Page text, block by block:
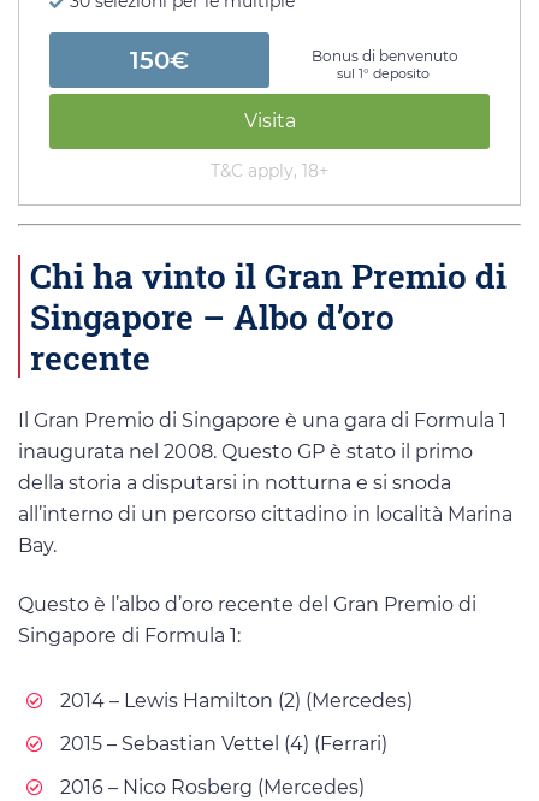
150€ Bonus di benvenuto
sul 1° deposito
Visita
T&C apply, 18+
Chi ha vinto il Gran Premio di
Singapore – Albo d’oro
recente
Il Gran Premio di Singapore è una gara di Formula 1
inaugurata nel 2008. Questo GP è stato il primo
della storia a disputarsi in notturna e si snoda
all’interno di un percorso cittadino in località Marina
Bay.
Questo è l’albo d’oro recente del Gran Premio di
Singapore di Formula 1:
2014 – Lewis Hamilton (2) (Mercedes)
2015 – Sebastian Vettel (4) (Ferrari)
2016 – Nico Rosberg (Mercedes)